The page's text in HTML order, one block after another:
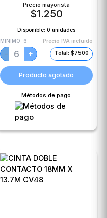
Precio mayorista
$1.250
Disponible: 0 unidades
MÍNIMO: 6 Precio IVA incluido
− + Total: $7500
Producto agotado
Métodos de pago